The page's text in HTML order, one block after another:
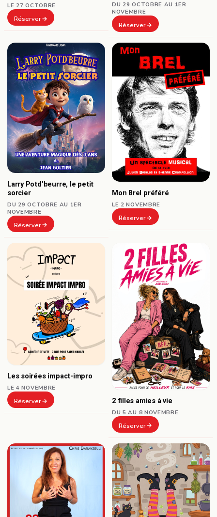
LE 27 OCTOBRE
Réserver
DU 29 OCTOBRE AU 1ER
NOVEMBRE
Réserver
Larry Potd’beurre, le petit
sorcier
DU 29 OCTOBRE AU 1ER
NOVEMBRE
Réserver
Mon Brel préféré
LE 2 NOVEMBRE
Réserver
Les soirées impact-impro
LE 4 NOVEMBRE
Réserver 2 filles amies à vie
DU 5 AU 8 NOVEMBRE
Réserver